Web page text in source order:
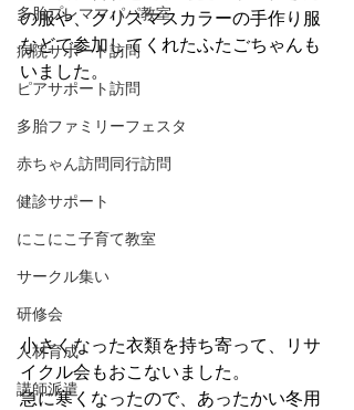
多胎プレママパパ教室
病院サポート訪問
ピアサポート訪問
多胎ファミリーフェスタ
赤ちゃん訪問同行訪問
健診サポート
にこにこ子育て教室
サークル集い
研修会
人材育成
講師派遣
の服や、クリスマスカラーの手作り服
などで参加してくれたふたごちゃんも
いました。
小さくなった衣類を持ち寄って、リサ
イクル会もおこないました。
急に寒くなったので、あったかい冬用